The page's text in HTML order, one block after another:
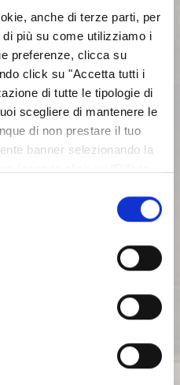
anche di terze parti, per
più su come utilizziamo i
preferenze, clicca su
click su "Accetta tutti i
di tutte le tipologie di
scegliere di mantenere le
di non prestare il tuo
banner selezionando la
quelli tecnici. Per maggiori
la nostra politica sui cookie